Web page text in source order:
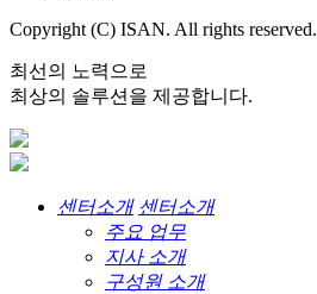
Copyright (C) ISAN. All rights reserved.
최선의 노력으로
최상의 솔루션을 제공합니다.
센터소개 센터소개
주요 업무
지사 소개
구성원 소개